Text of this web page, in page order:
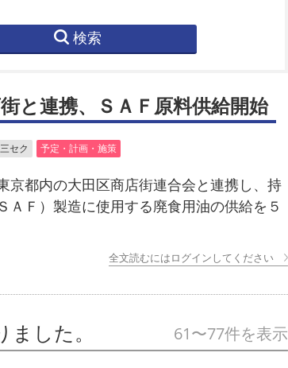
検索
と連携、ＳＡＦ原料供給開始
セク 予定・計画・施策
京都内の大田区商店街連合会と連携し、持
ＡＦ）製造に使用する廃食用油の供給を５
全文読むにはログインしてください
ました。 61〜77件を表示